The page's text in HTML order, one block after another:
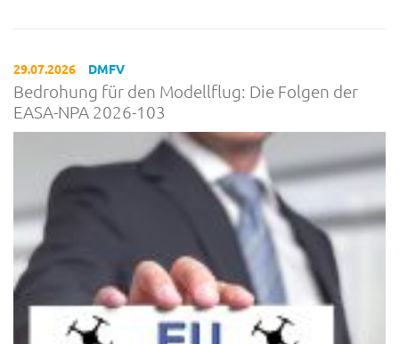
29.07.2026 DMFV
Bedrohung für den Modellflug: Die Folgen der
EASA-NPA 2026-103